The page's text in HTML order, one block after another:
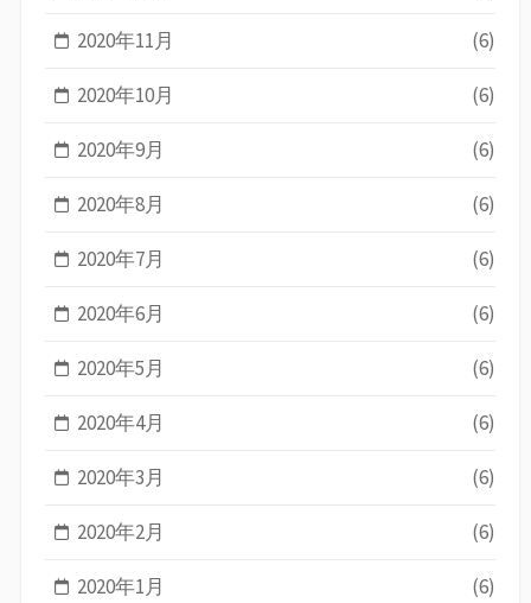
2020年11月 (6)
2020年10月 (6)
2020年9月 (6)
2020年8月 (6)
2020年7月 (6)
2020年6月 (6)
2020年5月 (6)
2020年4月 (6)
2020年3月 (6)
2020年2月 (6)
2020年1月 (6)